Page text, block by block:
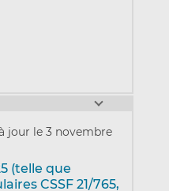
jour le 3 novembre
(telle que
CSSF 21/765,